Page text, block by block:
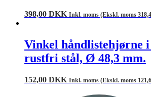
398,00 DKK Inkl. moms (Ekskl. moms
Vinkel håndlistehjørne
rustfri stål, Ø 48,3 mm.
152,00 DKK Inkl. moms (Ekskl. moms